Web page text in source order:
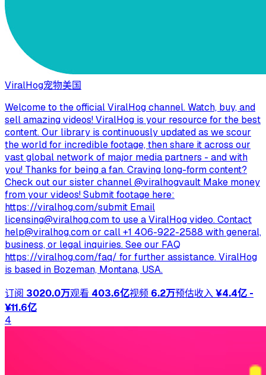
ViralHog宠物美国
Welcome to the official ViralHog channel. Watch, buy, and
sell amazing videos! ViralHog is your resource for the best
content. Our library is continuously updated as we scour
the world for incredible footage, then share it across our
vast global network of major media partners - and with
you! Thanks for being a fan. Craving long-form content?
Check out our sister channel @viralhogvault Make money
from your videos! Submit footage here:
https://viralhog.com/submit Email
licensing@viralhog.comto use a ViralHog video. Contact
help@viralhog.comor call +1 406-922-2588 with general,
business, or legal inquiries. See our FAQ
https://viralhog.com/faq/ for further assistance. ViralHog
is based in Bozeman, Montana, USA.
订阅 3020.0万观看 403.6亿视频 6.2万预估收入¥4.4亿 -
¥11.6亿
4